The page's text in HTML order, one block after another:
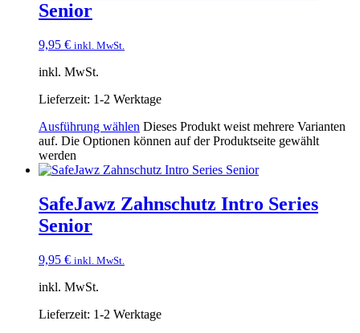
Senior
9,95 € inkl. MwSt.
inkl. MwSt.
Lieferzeit: 1-2 Werktage
Ausführung wählen Dieses Produkt weist mehrere Varianten
auf. Die Optionen können auf der Produktseite gewählt
werden
SafeJawz Zahnschutz Intro Series
Senior
9,95 € inkl. MwSt.
inkl. MwSt.
Lieferzeit: 1-2 Werktage